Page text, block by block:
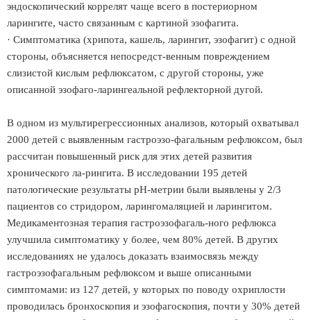
эндоскопический коррелят чаще всего в постериорном
ларингите, часто связанным с картиной эзофагита.
· Симптоматика (хрипота, кашель, ларингит, эзофагит) с одной
стороны, объясняется непосредст-венным повреждением
слизистой кислым рефлюксатом, с другой стороны, уже
описанной эзофаго-ларингеальной рефлекторной дугой.
В одном из мультирегрессионных анализов, который охватывал
2000 детей с выявленным гастроэзо-фагальным рефлюксом, был
рассчитан повышенный риск для этих детей развития
хронического ла-рингита. В исследовании 195 детей
патологические результаты рН-метрии были выявлены у 2/3
пациентов со стридором, ларингомаляцией и ларингитом.
Медикаментозная терапия гастроэзофагаль-ного рефлюкса
улучшила симптоматику у более, чем 80% детей. В других
исследованиях не удалось доказать взаимосвязь между
гастроэзофагальным рефлюксом и выше описанными
симптомами: из 127 детей, у которых по поводу охриплости
проводилась бронхоскопия и эзофагоскопия, почти у 30% детей